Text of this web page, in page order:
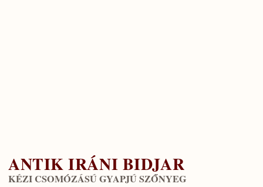
ANTIK IRÁNI BIDJAR
KÉZI CSOMÓZÁSÚ GYAPJÚ SZŐNYEG